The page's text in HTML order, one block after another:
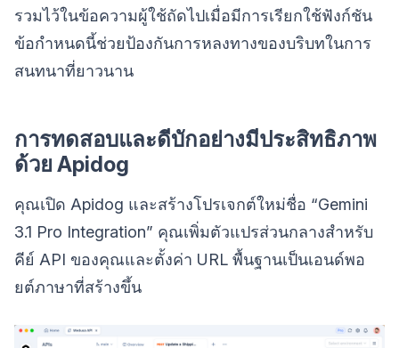
รวมไว้ในข้อความผู้ใช้ถัดไปเมื่อมีการเรียกใช้ฟังก์ชัน
ข้อกำหนดนี้ช่วยป้องกันการหลงทางของบริบทในการ
สนทนาที่ยาวนาน
การทดสอบและดีบักอย่างมีประสิทธิภาพ
ด้วย Apidog
คุณเปิด Apidog และสร้างโปรเจกต์ใหม่ชื่อ “Gemini
3.1 Pro Integration” คุณเพิ่มตัวแปรส่วนกลางสำหรับ
คีย์ API ของคุณและตั้งค่า URL พื้นฐานเป็นเอนด์พอ
ยต์ภาษาที่สร้างขึ้น